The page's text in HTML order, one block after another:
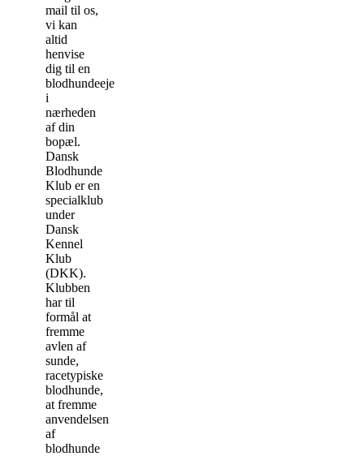
mail til os,
vi kan
altid
henvise
dig til en
blodhundeejer
i
nærheden
af din
bopæl.
Dansk
Blodhunde
Klub er en
specialklub
under
Dansk
Kennel
Klub
(DKK).
Klubben
har til
formål at
fremme
avlen af
sunde,
racetypiske
blodhunde,
at fremme
anvendelsen
af
blodhunde